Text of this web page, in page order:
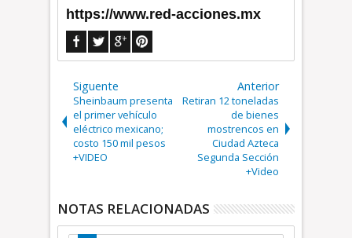
https://www.red-acciones.mx
Siguente
Sheinbaum presenta
el primer vehículo
eléctrico mexicano;
costo 150 mil pesos
+VIDEO
Anterior
Retiran 12 toneladas
de bienes
mostrencos en
Ciudad Azteca
Segunda Sección
+Video
NOTAS RELACIONADAS